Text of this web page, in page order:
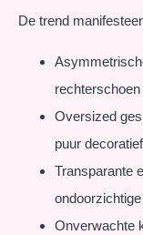
De trend
Oversized
puur
Transparante
Onverwachte